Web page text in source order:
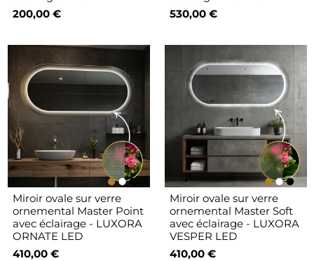
200,00 €
530,00 €
Miroir ovale sur verre
ornemental Master Point
avec éclairage - LUXORA
ORNATE LED
410,00 €
Miroir ovale sur verre
ornemental Master Soft
avec éclairage - LUXORA
VESPER LED
410,00 €